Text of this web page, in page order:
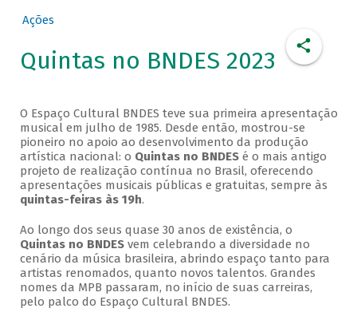
Ações
Quintas no BNDES 2023
O Espaço Cultural BNDES teve sua primeira apresentação
musical em julho de 1985. Desde então, mostrou-se
pioneiro no apoio ao desenvolvimento da produção
artística nacional: o Quintas no BNDESé o mais antigo
projeto de realização contínua no Brasil, oferecendo
apresentações musicais públicas e gratuitas, sempre às
quintas-feiras às 19h.
Ao longo dos seus quase 30 anos de existência, o
Quintas no BNDESvem celebrando a diversidade no
cenário da música brasileira, abrindo espaço tanto para
artistas renomados, quanto novos talentos. Grandes
nomes da MPB passaram, no início de suas carreiras,
pelo palco do Espaço Cultural BNDES.